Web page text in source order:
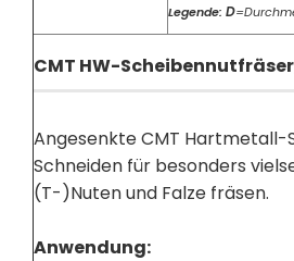
Legende: D
CMT HW-
Angesenkte CMT
Schneiden für besonders
(T-)Nuten und Falze fräsen.
Anwendung: